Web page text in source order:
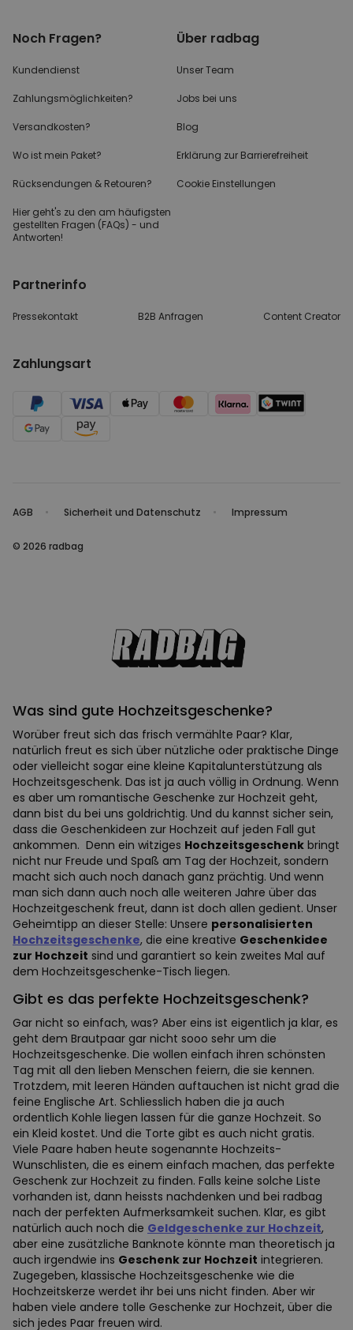
Noch Fragen?
Kundendienst
Zahlungsmöglichkeiten?
Versandkosten?
Wo ist mein Paket?
Rücksendungen & Retouren?
Hier geht's zu den am häufigsten
gestellten Fragen (FAQs) - und
Antworten!
Über radbag
Unser Team
Jobs bei uns
Blog
Erklärung zur Barrierefreiheit
Cookie Einstellungen
Partnerinfo
Pressekontakt B2B Anfragen Content Creator
Zahlungsart
AGB Sicherheit und Datenschutz Impressum
© 2026 radbag
Was sind gute Hochzeitsgeschenke?
Worüber freut sich das frisch vermählte Paar? Klar,
natürlich freut es sich über nützliche oder praktische Dinge
oder vielleicht sogar eine kleine Kapitalunterstützung als
Hochzeitsgeschenk. Das ist ja auch völlig in Ordnung. Wenn
es aber um romantische Geschenke zur Hochzeit geht,
dann bist du bei uns goldrichtig. Und du kannst sicher sein,
dass die Geschenkideen zur Hochzeit auf jeden Fall gut
ankommen. Denn ein witziges Hochzeitsgeschenk bringt
nicht nur Freude und Spaß am Tag der Hochzeit, sondern
macht sich auch noch danach ganz prächtig. Und wenn
man sich dann auch noch alle weiteren Jahre über das
Hochzeitgeschenk freut, dann ist doch allen gedient. Unser
Geheimtipp an dieser Stelle: Unsere personalisierten
Hochzeitsgeschenke, die eine kreative Geschenkidee
zur Hochzeit sind und garantiert so kein zweites Mal auf
dem Hochzeitsgeschenke-Tisch liegen.
Gibt es das perfekte Hochzeitsgeschenk?
Gar nicht so einfach, was? Aber eins ist eigentlich ja klar, es
geht dem Brautpaar gar nicht sooo sehr um die
Hochzeitsgeschenke. Die wollen einfach ihren schönsten
Tag mit all den lieben Menschen feiern, die sie kennen.
Trotzdem, mit leeren Händen auftauchen ist nicht grad die
feine Englische Art. Schliesslich haben die ja auch
ordentlich Kohle liegen lassen für die ganze Hochzeit. So
ein Kleid kostet. Und die Torte gibt es auch nicht gratis.
Viele Paare haben heute sogenannte Hochzeits-
Wunschlisten, die es einem einfach machen, das perfekte
Geschenk zur Hochzeit zu finden. Falls keine solche Liste
vorhanden ist, dann heissts nachdenken und bei radbag
nach der perfekten Aufmerksamkeit suchen. Klar, es gibt
natürlich auch noch die Geldgeschenke zur Hochzeit,
aber eine zusätzliche Banknote könnte man theoretisch ja
auch irgendwie ins Geschenk zur Hochzeit integrieren.
Zugegeben, klassische Hochzeitsgeschenke wie die
Hochzeitskerze werdet ihr bei uns nicht finden. Aber wir
haben viele andere tolle Geschenke zur Hochzeit, über die
sich jedes Paar freuen wird.